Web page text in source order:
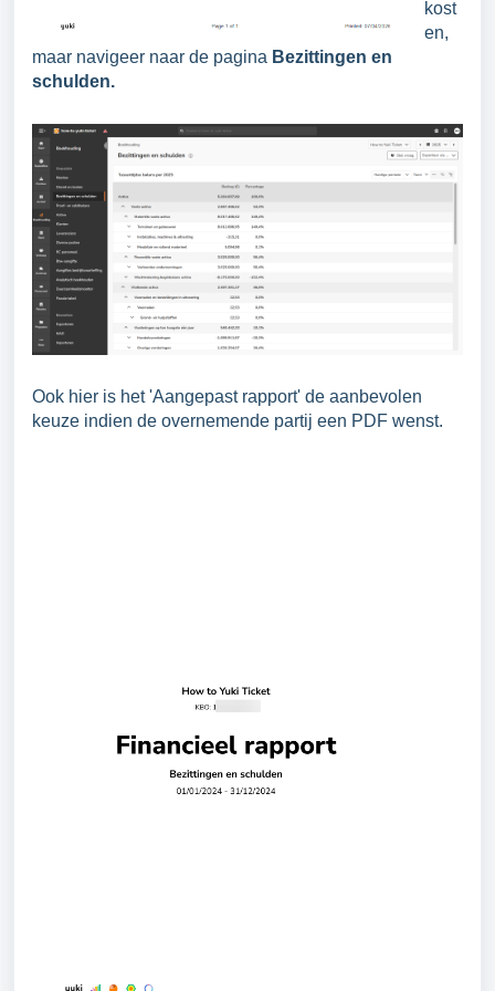
kost
en,
maar navigeer naar de pagina Bezittingen en
schulden.
Ook hier is het 'Aangepast rapport' de aanbevolen
keuze indien de overnemende partij een PDF wenst.